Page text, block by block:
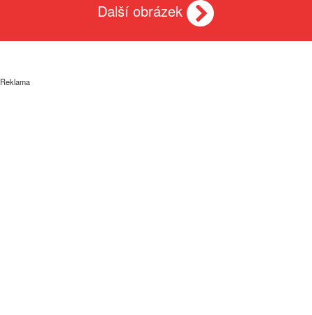
Další obrázek
Reklama